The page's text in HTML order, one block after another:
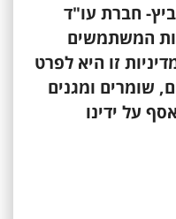
חברת עו"ד
המשתמשים
זו היא לפרט
שומרים ומגנים
על ידינו